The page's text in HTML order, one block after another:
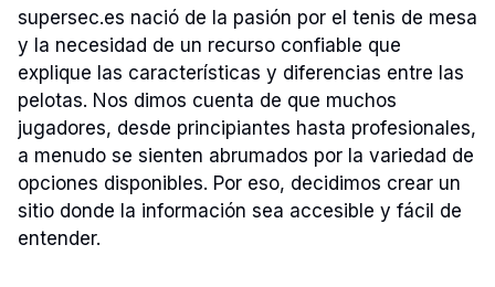
supersec.es nació de la pasión por el tenis de mesa
y la necesidad de un recurso confiable que
explique las características y diferencias entre las
pelotas. Nos dimos cuenta de que muchos
jugadores, desde principiantes hasta profesionales,
a menudo se sienten abrumados por la variedad de
opciones disponibles. Por eso, decidimos crear un
sitio donde la información sea accesible y fácil de
entender.